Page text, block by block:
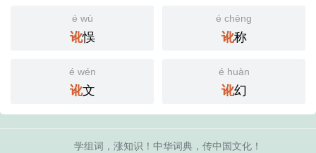
é wù
讹悮
é chēng
讹称
é wén
讹文
é huàn
讹幻
学组词，涨知识！中华词典，传中国文化！